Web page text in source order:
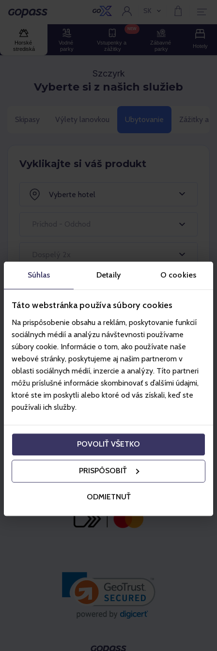
Súhlas Detaily O cookies
Táto webstránka používa súbory cookies
Na prispôsobenie obsahu a reklám, poskytovanie funkcií
sociálnych médií a analýzu návštevnosti používame
súbory cookie. Informácie o tom, ako používate naše
webové stránky, poskytujeme aj našim partnerom v
oblasti sociálnych médií, inzercie a analýzy. Títo partneri
môžu príslušné informácie skombinovať s ďalšími údajmi,
ktoré ste im poskytli alebo ktoré od vás získali, keď ste
používali ich služby.
POVOLIŤ VŠETKO
PRISPÔSOBIŤ
ODMIETNUŤ
Gopass Aktuální jazyk:
SK
Horské
strediská
Vodné
parky
Vstupenky a
zážitky
NEW
Zábavné
parky
Hotely
Szczyrk
Vyberte si z našich služieb
Skipasy Výlety lanovkou Ubytovanie Zážitky a
Vyklikajte si váš produkt
Vyberte hotel
Partneri